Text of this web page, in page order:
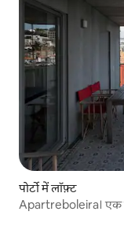
पोर्टो में लॉफ़्ट
Apartreboleira। एक